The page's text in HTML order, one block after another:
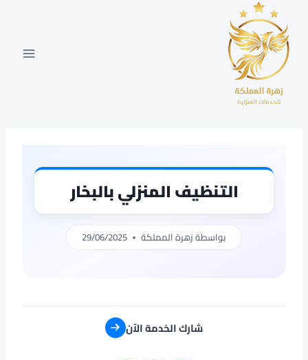
المحتوى
التنظيف المنزلي بالبخار
بواسطةزهرة المملكة 29/06/2025
شارك الخدمة الآن